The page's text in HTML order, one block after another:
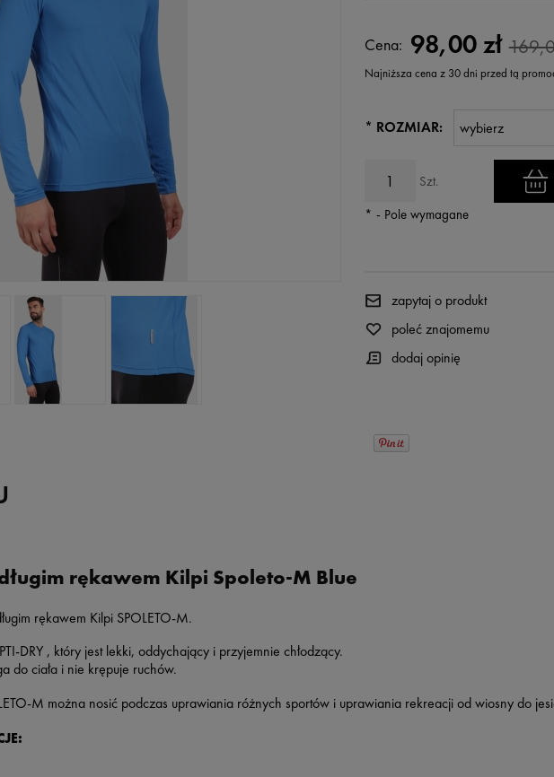
Cena: 98,00 zł
Najniższa cena z 30 dni przed tą
wyświetlana jest najniższa cena
* ROZMIAR:
Szt.
* - Pole wymagane
zapytaj o produkt
poleć znajomemu
dodaj opinię
rękawem Kilpi Spoleto-M Blue
rękawem Kilpi SPOLETO-M.
DRY , który jest lekki, oddychający i przyjemnie chłodzący.
do ciała i nie krępuje ruchów.
M można nosić podczas uprawiania różnych sportów i uprawiania rekreacji od wiosny do